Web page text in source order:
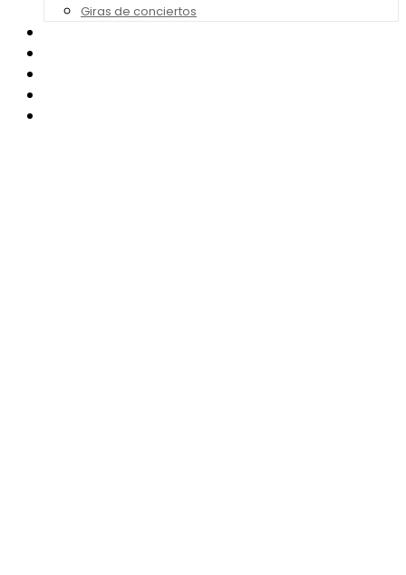
Giras de conciertos